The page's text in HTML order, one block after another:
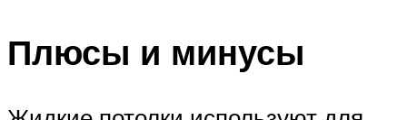
Плюсы и минусы